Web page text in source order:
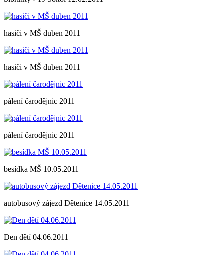
hasiči v MŠ duben 2011
hasiči v MŠ duben 2011
pálení čarodějnic 2011
pálení čarodějnic 2011
besídka MŠ 10.05.2011
autobusový zájezd Dětenice 14.05.2011
Den dětí 04.06.2011